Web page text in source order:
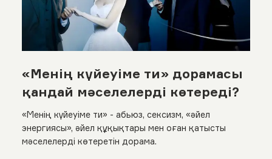
«Менің күйеуіме ти» дорамасы
қандай мәселелерді көтереді?
«Менің күйеуіме ти» - aбьюз, сексизм, «әйел
энергиясы», әйел құқықтары мен оған қатысты
мәселелерді көтеретін дорама.